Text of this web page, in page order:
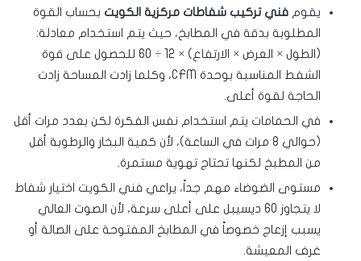
يقوم فني تركيب شفاطات مركزية الكويت بحساب القوة
المطلوبة بدقة في المطابخ، حيث يتم استخدام معادلة:
(الطول × العرض × الارتفاع) × 12 ÷ 60 للحصول على قوة
الشفط المناسبة بوحدة CFM، وكلما زادت المساحة زادت
الحاجة لقوة أعلى.
في الحمامات يتم استخدام نفس الفكرة لكن بعدد مرات أقل
(حوالي 8 مرات في الساعة)، لأن كمية البخار والرطوبة أقل
من المطبخ لكنها تحتاج تهوية مستمرة.
مستوى الضوضاء مهم جداً، يراعي فني الكويت اختيار شفاط
لا يتجاوز 60 ديسيبل على أعلى سرعة، لأن الصوت العالي
يسبب إزعاج خصوصاً في المطابخ المفتوحة على الصالة أو
غرف المعيشة.